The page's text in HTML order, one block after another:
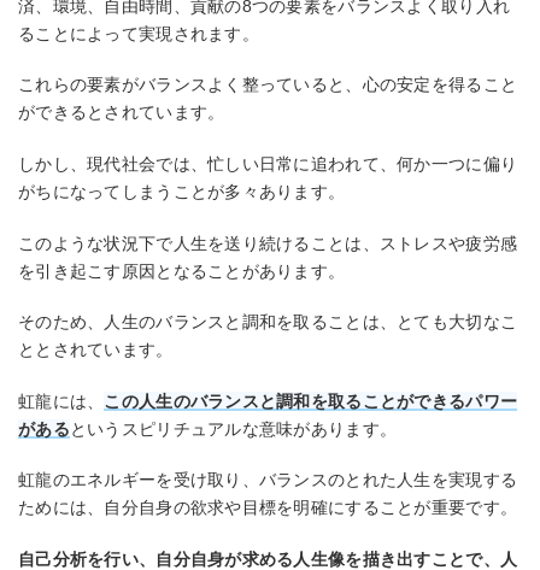
済、環境、自由時間、貢献の8つの要素をバランスよく取り入れ
ることによって実現されます。
これらの要素がバランスよく整っていると、心の安定を得ること
ができるとされています。
しかし、現代社会では、忙しい日常に追われて、何か一つに偏り
がちになってしまうことが多々あります。
このような状況下で人生を送り続けることは、ストレスや疲労感
を引き起こす原因となることがあります。
そのため、人生のバランスと調和を取ることは、とても大切なこ
ととされています。
虹龍には、 この人生のバランスと調和を取ることができるパワー
があるというスピリチュアルな意味があります。
虹龍のエネルギーを受け取り、バランスのとれた人生を実現する
ためには、自分自身の欲求や目標を明確にすることが重要です。
自己分析を行い、自分自身が求める人生像を描き出すことで、人